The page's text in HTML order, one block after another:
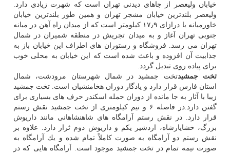
خیابان ولیعصر از جاهای دیدنی تهران است كه شهرت زیادی دارد.
ولیعصر بلندترین خیابان مشجر تهران و همین طور بلندترین خیابان
خاورمیانه با درازای ۱۷٫۹ كیلومتر است كه از میدان راه آهن در میانه
جنوبی تهران آغاز و به میدان تجریش در منطقه شمیران در شمال
تهران می رسد. فروشگاه و رستوران های اطراف این خیابان باز به
جذابیت آن افزوده و باعث شده است كه این خیابان به محلی خوب
برای پیاده روی تبدیل گردد.
تخت جمشیدتخت جمشید در شمال شهرستان مرودشت، شمال
استان فارس قرار دارد و یادگار دوران هخامنشیان است. تخت جمشید
زیبا با آثار به جا مانده از دوران حمله اسكندر حرف های بسیاری برای
گفتن دارد.در فاصله ۶ و نیم كیلومتری از تخت جمشید نقش رستم
قرار دارد. در نقش رستم آرامگاه های شاهنشاهانی مانند داریوش
بزرگ، خشایارشاه، اردشیر یكم و داریوش دوم ثرار دارد. علاوه بر
نقش رستم دو آرامگاه به صورت كاملاً تمام شده و یك آرامگاه به
صورت نیمه تمام در تخت جمشید موجود است. آرامگاه هایی كه در